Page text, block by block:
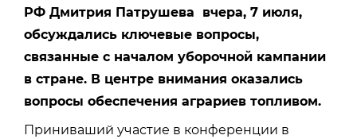
РФ Дмитрия Патрушева вчера, 7 июля,
обсуждались ключевые вопросы,
связанные с началом уборочной кампании
в стране. В центре внимания оказались
вопросы обеспечения аграриев топливом.
Приниваший участие в конференции в